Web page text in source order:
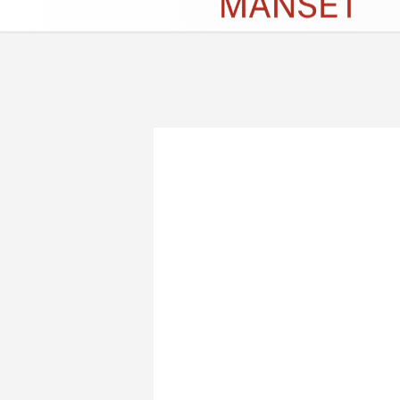
İletişim Çerez Politikası